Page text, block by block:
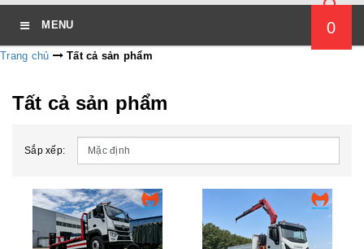
MENU 0
Trang chủ Tất cả sản phẩm
Tất cả sản phẩm
Sắp xếp: